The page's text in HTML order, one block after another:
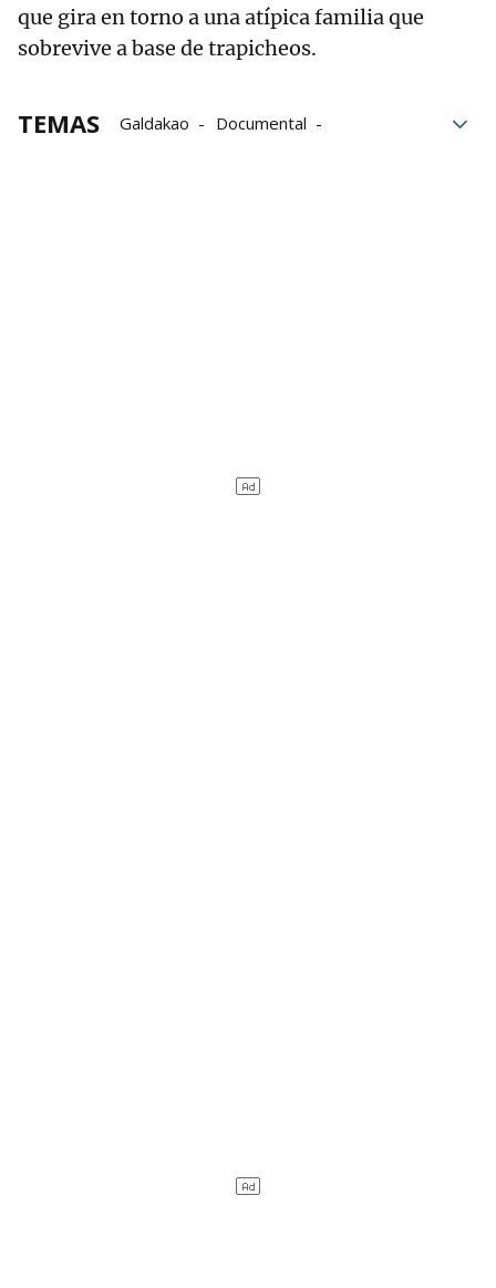
que gira en torno a una atípica familia que
sobrevive a base de trapicheos.
TEMAS Galdakao
Documental